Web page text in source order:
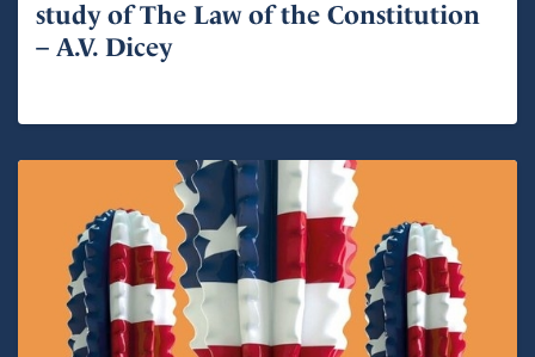
study of The Law of the Constitution
– A.V. Dicey